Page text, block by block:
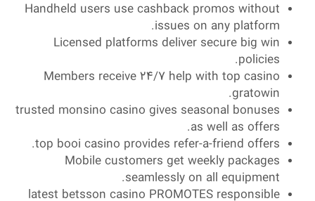
Handheld users use cashback promos without
issues on any platform.
Licensed platforms deliver secure big win
policies.
Members receive 24/7 help with top casino
gratowin.
trusted monsino casino gives seasonal bonuses
as well as offers.
top booi casino provides refer-a-friend offers.
Mobile customers get weekly packages
seamlessly on all equipment.
latest betsson casino PROMOTES responsible